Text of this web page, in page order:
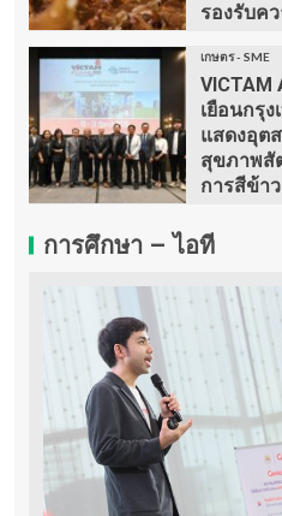
รองรับค
เกษตร - SME
VICTAM
เยือนกรุ
แสดงอุต
สุขภาพสั
การสีข้าว
การศึกษา – ไอที